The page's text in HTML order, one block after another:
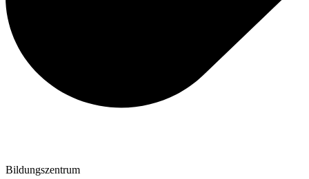
Bildungszentrum